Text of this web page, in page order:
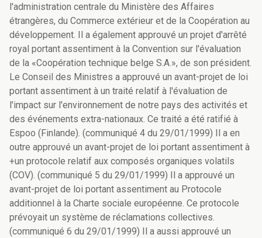
l'administration centrale du Ministère des Affaires
étrangères, du Commerce extérieur et de la Coopération au
développement. Il a également approuvé un projet d'arrêté
royal portant assentiment à la Convention sur l'évaluation
de la «Coopération technique belge S.A.», de son président.
Le Conseil des Ministres a approuvé un avant-projet de loi
portant assentiment à un traité relatif à l'évaluation de
l'impact sur l'environnement de notre pays des activités et
des événements extra-nationaux. Ce traité a été ratifié à
Espoo (Finlande). (communiqué 4 du 29/01/1999) Il a en
outre approuvé un avant-projet de loi portant assentiment à
+un protocole relatif aux composés organiques volatils
(COV). (communiqué 5 du 29/01/1999) Il a approuvé un
avant-projet de loi portant assentiment au Protocole
additionnel à la Charte sociale européenne. Ce protocole
prévoyait un système de réclamations collectives.
(communiqué 6 du 29/01/1999) Il a aussi approuvé un